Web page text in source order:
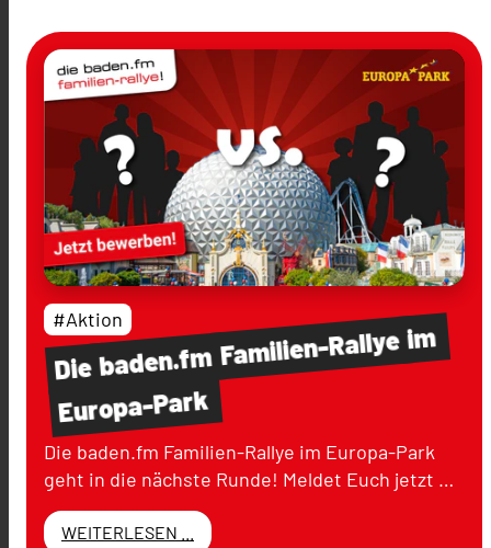
Diebaden.fmFamilien-Rallyeim
Europa-Park
#Aktion
Die baden.fm Familien-Rallye im Europa-Park
geht in die nächste Runde! Meldet Euch jetzt …
WEITERLESEN ...